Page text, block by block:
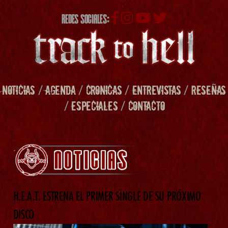
REDES SOCIALES:
NOTICIAS /AGENDA/ CRONICAS/ENTREVISTAS/RESEÑAS
/ESPECIALES/ CONTACTO
H.E.A.T. ESTRENA EL PRIMER SINGLE DE SU PRÓXIMO
DISCO